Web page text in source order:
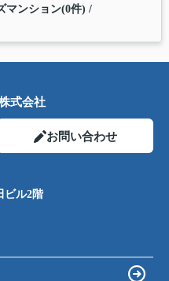
マンション(0件)
式会社
お問い合わせ
ビル2階